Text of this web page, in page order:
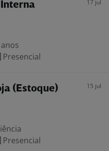
17 jul
Presencial
(Estoque) 15 jul
Presencial